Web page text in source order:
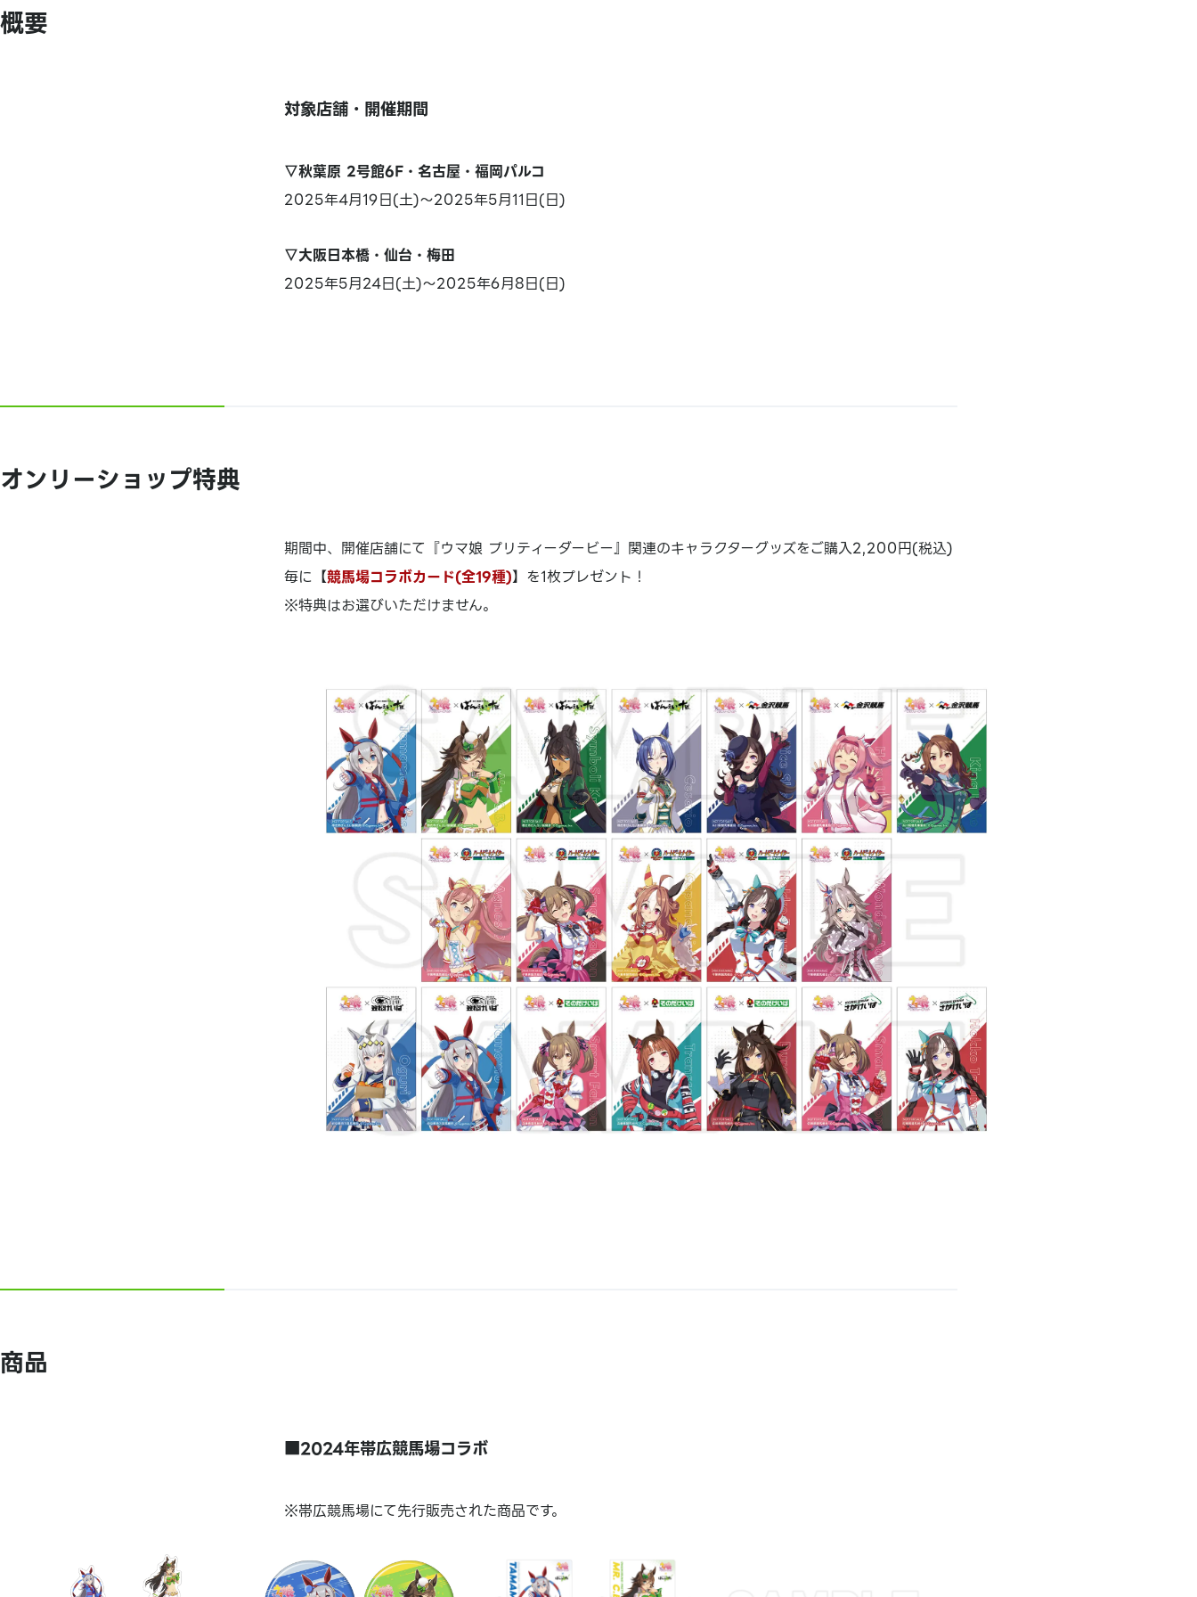
概要
対象店舗・開催期間
▽秋葉原 2号館6F・名古屋・福岡パルコ
2025年4月19日(土)～2025年5月11日(日)
▽大阪日本橋・仙台・梅田
2025年5月24日(土)～2025年6月8日(日)
オンリーショップ特典
期間中、開催店舗にて『ウマ娘 プリティーダービー』関連のキャラクターグッズをご購入2,200円(税込)
毎に【競馬場コラボカード(全19種)】を1枚プレゼント！
※特典はお選びいただけません。
商品
■2024年帯広競馬場コラボ
※帯広競馬場にて先行販売された商品です。